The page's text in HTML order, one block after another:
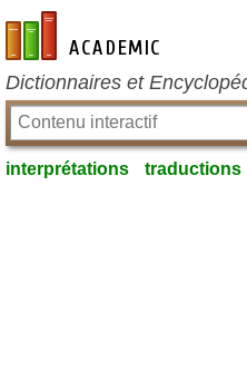
fr-academic.com
Dictionnaires et
interprétations traductions